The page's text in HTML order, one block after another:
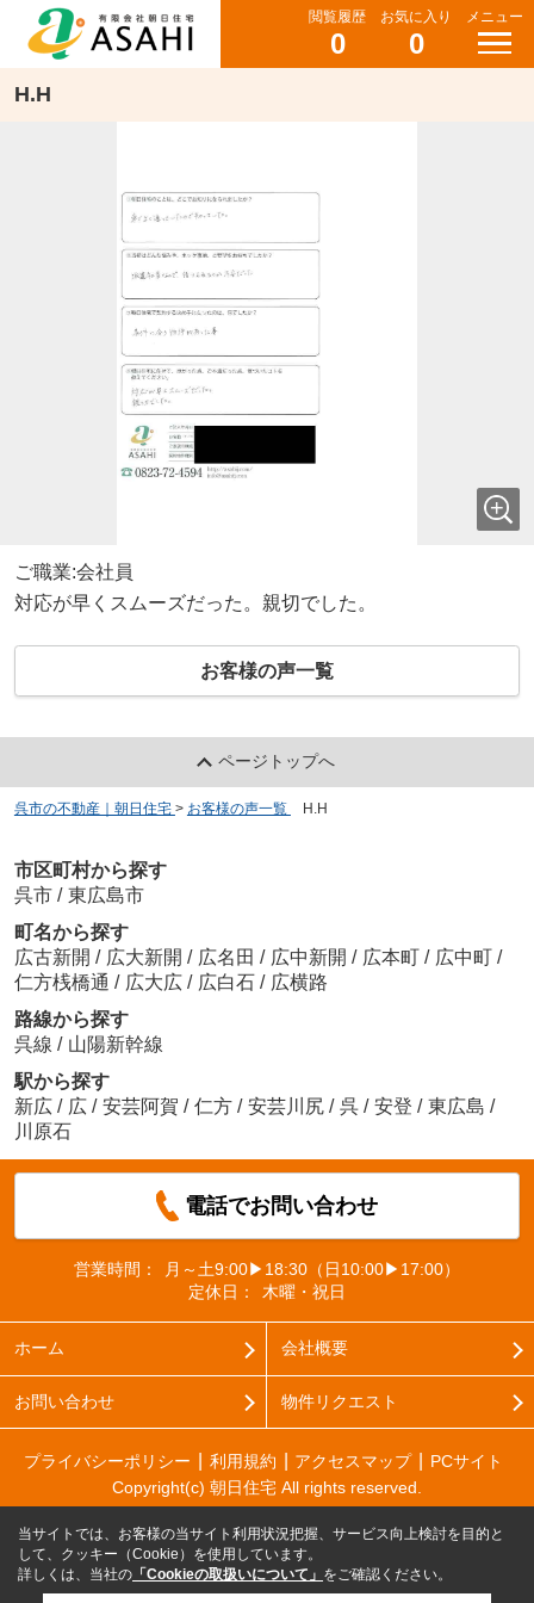
閲覧履歴
0
お気に入り
0
メニュー
H.H
ご職業:会社員
対応が早くスムーズだった。親切でした。
お客様の声一覧
ページトップへ
呉市の不動産｜朝日住宅 > お客様の声一覧 H.H
市区町村から探す
呉市 / 東広島市
町名から探す
広古新開 / 広大新開 / 広名田 / 広中新開 / 広本町 / 広中町 /
仁方桟橋通 / 広大広 / 広白石 / 広横路
路線から探す
呉線 / 山陽新幹線
駅から探す
新広 / 広 / 安芸阿賀 / 仁方 / 安芸川尻 / 呉 / 安登 / 東広島 /
川原石
電話でお問い合わせ
営業時間：
月～土9:00▶18:30（日10:00▶17:00）
定休日：
木曜・祝日
ホーム 会社概要
お問い合わせ 物件リクエスト
プライバシーポリシー 利用規約 アクセスマップ
PCサイト
Copyright(c) 朝日住宅 All rights reserved.
当サイトでは、お客様の当サイト利用状況把握、サービス向上検討を目的と
して、クッキー（Cookie）を使用しています。
詳しくは、当社の 「Cookieの取扱いについて」 をご確認ください。